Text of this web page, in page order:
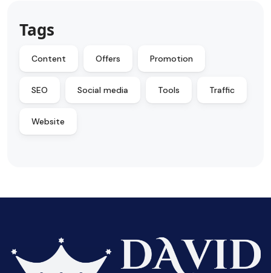
Tags
Content Offers Promotion
SEO Social media Tools Traffic
Website